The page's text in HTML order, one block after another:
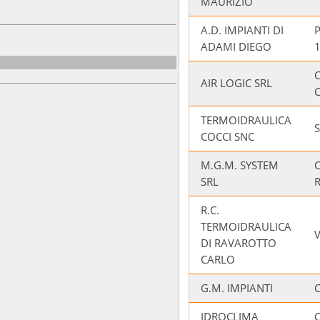
A.D. IMPIANTI DI
ADAMI DIEGO
AIR LOGIC SRL
TERMOIDRAULICA
COCCI SNC
M.G.M. SYSTEM
SRL
R.C.
TERMOIDRAULICA
DI RAVAROTTO
CARLO
G.M. IMPIANTI
IDROCLIMA